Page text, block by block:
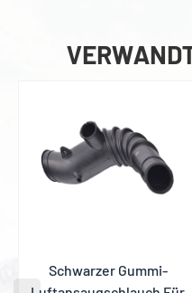
Flexibler Schwarzer